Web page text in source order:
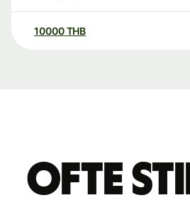
10000 THB
Ofte